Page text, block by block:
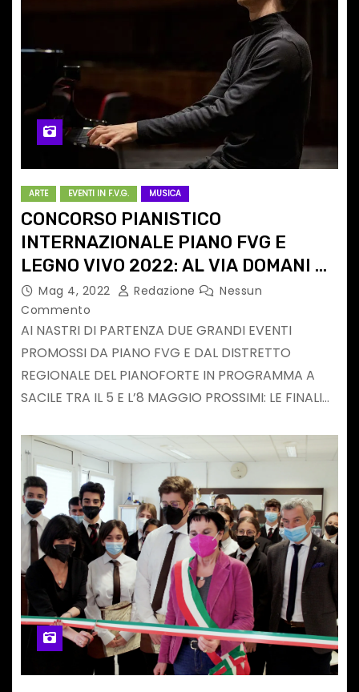
ARTE EVENTI IN F.V.G. MUSICA
CONCORSO PIANISTICO
INTERNAZIONALE PIANO FVG E
LEGNO VIVO 2022: AL VIA DOMANI A
SACILE LE FINALI DEL CONCORSO
Mag 4, 2022 Redazione
Nessun
Commento
AI NASTRI DI PARTENZA DUE GRANDI EVENTI
PROMOSSI DA PIANO FVG E DAL DISTRETTO
REGIONALE DEL PIANOFORTE IN PROGRAMMA A
SACILE TRA IL 5 E L’8 MAGGIO PROSSIMI: LE FINALI…